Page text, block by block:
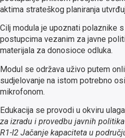
aktima strateškog planiranja
Cilj modula je upoznati polaznike
postupcima vezanim za javne
materijala za donosioce odluka.
Modul se održava uživo putem
sudjelovanje na istom potrebno
mikrofonom.
Edukacija se provodi u okviru
za izradu i provedbu javnih
R1-I2 Jačanje kapaciteta u